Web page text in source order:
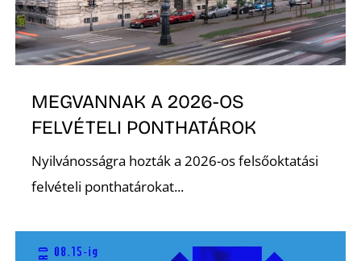
MEGVANNAK A 2026-OS
FELVÉTELI PONTHATÁROK
Nyilvánosságra hozták a 2026-os felsőoktatási
felvételi ponthatárokat...